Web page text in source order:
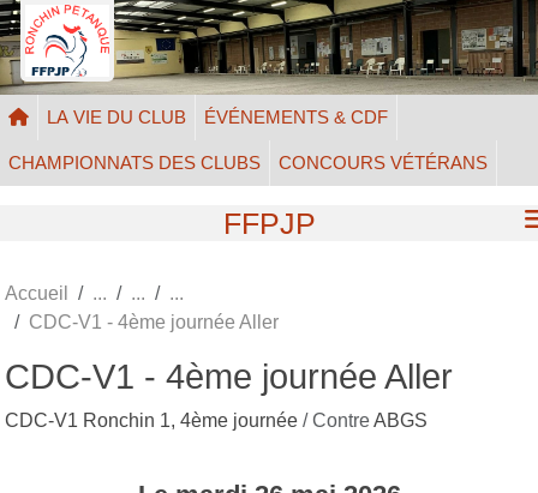
LA VIE DU CLUB ÉVÉNEMENTS & CDF
CHAMPIONNATS DES CLUBS CONCOURS VÉTÉRANS
FFPJP
Accueil
CDC-V1 - 4ème journée Aller
CDC-V1 - 4ème journée Aller
CDC-V1 Ronchin 1, 4ème journée / ContreABGS
Panneau de gestion des cookies